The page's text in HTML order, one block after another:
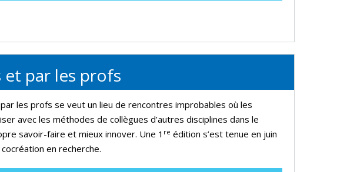
et par les profs
les profs se veut un lieu de rencontres improbables où les
avec les méthodes de collègues d’autres disciplines dans le
savoir-faire et mieux innover. Une 1 re édition s’est tenue en juin
en recherche.